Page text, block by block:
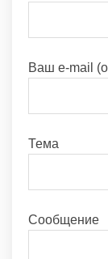
Ваш e-mail
Тема
Сообщение